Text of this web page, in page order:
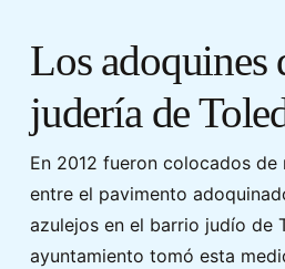
Los adoquines
judería de
En 2012 fueron colocados de
entre el pavimento
azulejos en el barrio judío de
ayuntamiento tomó esta